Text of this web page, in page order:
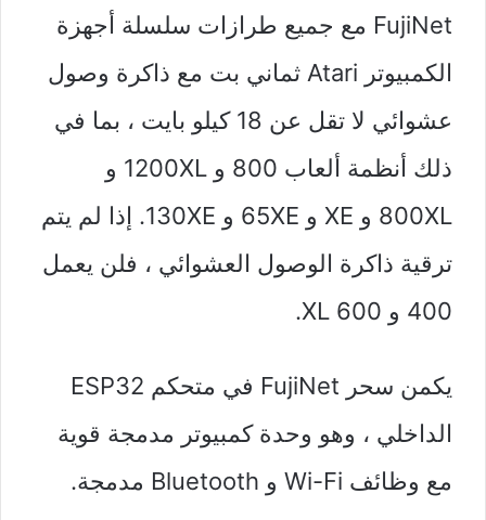
FujiNet مع جميع طرازات سلسلة أجهزة
الكمبيوتر Atari ثماني بت مع ذاكرة وصول
عشوائي لا تقل عن 18 كيلو بايت ، بما في
ذلك أنظمة ألعاب 800 و 1200XL و
800XL و XE و 65XE و 130XE. إذا لم يتم
ترقية ذاكرة الوصول العشوائي ، فلن يعمل
400 و 600 XL.
يكمن سحر FujiNet في متحكم ESP32
الداخلي ، وهو وحدة كمبيوتر مدمجة قوية
مع وظائف Wi-Fi و Bluetooth مدمجة.